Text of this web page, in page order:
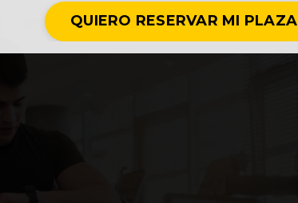
QUIERO RESERVAR MI PLAZA